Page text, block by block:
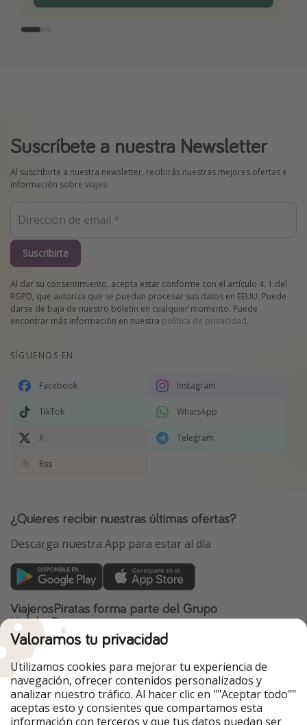
Suscríbete a nuestra Newsletter
Al suscribirte a nuestra newsletter, recibirás nuestras mejores ofertas e
información sobre viajes.
Suscribirte
Al dar su consentimiento, acepta estar conforme con el artículo 4. 1.del
RGPD, que autoriza que se puedan procesar sus datos en EEUU. Puede
darse de baja de nuestro boletín en cualquier momento. Puede
encontrar más información en nuestra política de privacidad.
SÍGUENOS EN
Facebook Instagram
TikTok WhatsApp
X Telegram
Rss
¿Quieres recibir nuestras últimas ofertas?
Descarga nuestra App para estar al día
ViajerosPiratas forma parte del Grupo
HolidayPirates
Nuestros mercados
PiratinViaggio
HolidayPirates
VakantiePiraten
WakacyjniPiraci
VoyagesPirates
Ferienpiraten
Urlaubspiraten
Urlaubspiraten
TravelPirates
Valoramos tu privacidad
Utilizamos cookies para mejorar tu experiencia de
navegación, ofrecer contenidos personalizados y
analizar nuestro tráfico. Al hacer clic en ""Aceptar todo""
aceptas esto y consientes que compartamos esta
información con terceros y que tus datos puedan ser